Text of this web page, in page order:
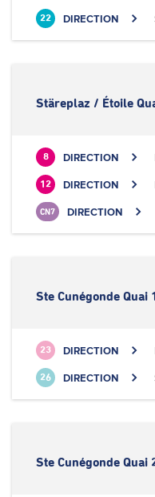
22 DIRECTION
Stäreplaz / Étoile
8 DIRECTION
12 DIRECTION
CN7 DIRECTION
Ste Cunégonde Quai
23 DIRECTION
26 DIRECTION
Ste Cunégonde Quai